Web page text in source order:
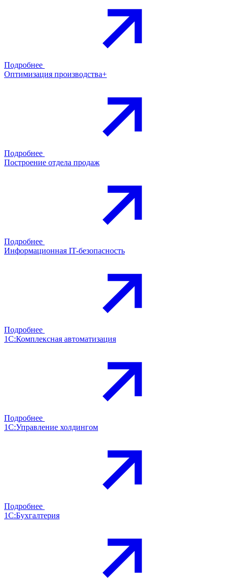
Подробнее
Оптимизация производства+
Подробнее
Построение отдела продаж
Подробнее
Информационная IT-безопасность
Подробнее
1С:Комплексная автоматизация
Подробнее
1С:Управление холдингом
Подробнее
1С:Бухгалтерия